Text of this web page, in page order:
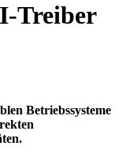
Treiber
Betriebssysteme